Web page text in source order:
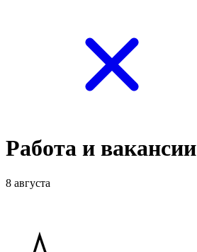
Работа и вакансии
8 августа